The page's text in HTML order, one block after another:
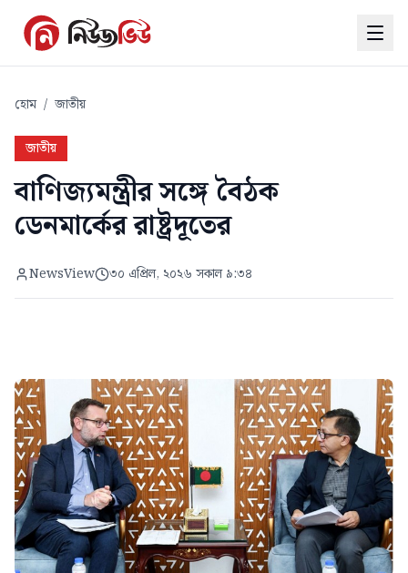
হোম / জাতীয়
জাতীয়
বাণিজ্যমন্ত্রীর সঙ্গে বৈঠক
ডেনমার্কের রাষ্ট্রদূতের
NewsView ৩০ এপ্রিল, ২০২৬ সকাল ৯:৩৪